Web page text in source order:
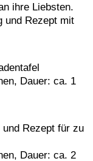
ihre Liebsten.
und Rezept mit
Dauer: ca. 1
Rezept für zu
Dauer: ca. 2